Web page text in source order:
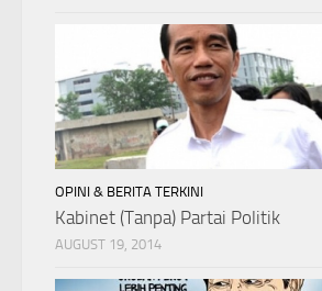
OPINI & BERITA TERKINI
Kabinet (Tanpa) Partai Politik
AUGUST 19, 2014